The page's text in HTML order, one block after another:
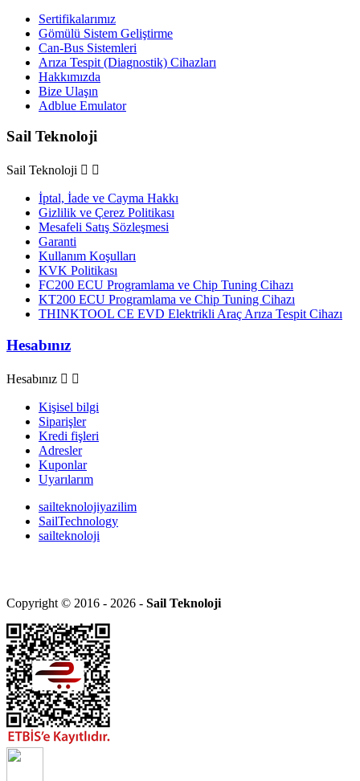
Sertifikalarımız
Gömülü Sistem Geliştirme
Can-Bus Sistemleri
Arıza Tespit (Diagnostik) Cihazları
Hakkımızda
Bize Ulaşın
Adblue Emulator
Sail Teknoloji
Sail Teknoloji  
İptal, İade ve Cayma Hakkı
Gizlilik ve Çerez Politikası
Mesafeli Satış Sözleşmesi
Garanti
Kullanım Koşulları
KVK Politikası
FC200 ECU Programlama ve Chip Tuning Cihazı
KT200 ECU Programlama ve Chip Tuning Cihazı
THINKTOOL CE EVD Elektrikli Araç Arıza Tespit Cihazı
Hesabınız
Hesabınız  
Kişisel bilgi
Siparişler
Kredi fişleri
Adresler
Kuponlar
Uyarılarım
sailteknolojiyazilim
SailTechnology
sailteknoloji
Copyright © 2016 - 2026 - Sail Teknoloji